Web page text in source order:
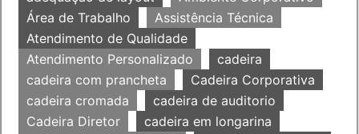
Área de Trabalho
Assistência Técnica
Atendimento de Qualidade
Atendimento Personalizado
cadeira
cadeira com prancheta
Cadeira Corporativa
cadeira cromada
cadeira de auditorio
Cadeira Diretor
cadeira em longarina